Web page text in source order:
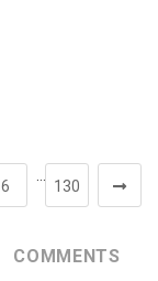
6 130
COMMENTS